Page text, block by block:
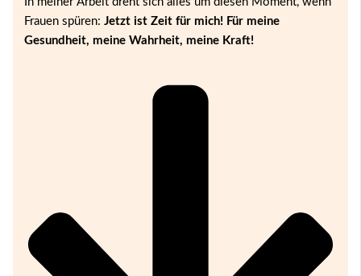
Frauen spüren:Jetzt ist Zeit für mich! Für meine
Gesundheit, meine Wahrheit, meine Kraft!